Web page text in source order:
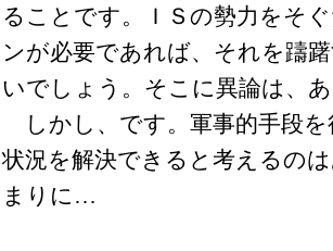
ることです。ＩＳの勢力をそ
ンが必要であれば、それを躊
いでしょう。そこに異論は、
しかし、です。軍事的手段
状況を解決できると考えるの
まりに…